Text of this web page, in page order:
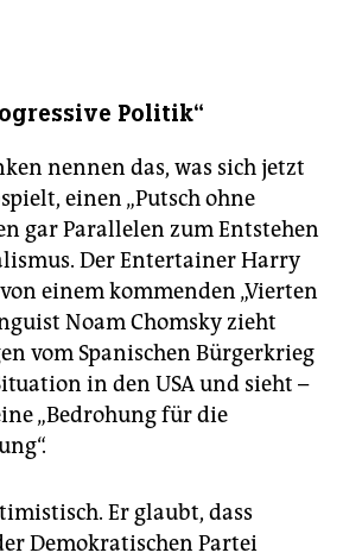
Politik“
nennen das, was sich jetzt
einen „Putsch ohne
gar Parallelen zum Entstehen
Der Entertainer Harry
einem kommenden „Vierten
Noam Chomsky zieht
vom Spanischen Bürgerkrieg
in den USA und sieht –
„Bedrohung für die
Er glaubt, dass
Demokratischen Partei